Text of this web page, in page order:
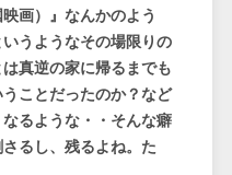
画）』なんかのよう
うようなその場限りの
真逆の家に帰るまでも
ことだったのか？など
るような・・そんな癖
るし、残るよね。た